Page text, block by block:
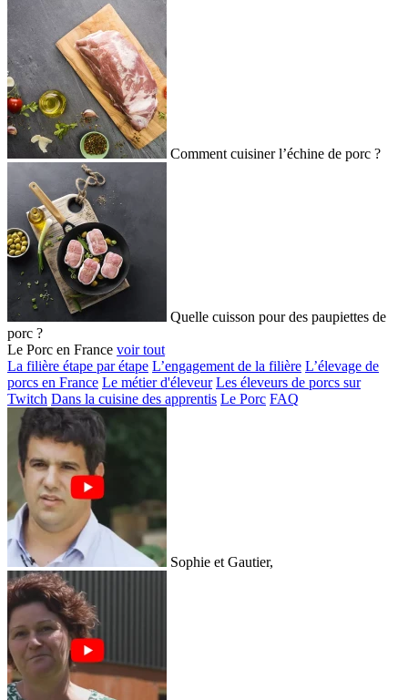
Comment cuisiner l’échine de porc ?
Quelle cuisson pour des paupiettes de
porc ?
Le Porc en France voir tout
La filière étape par étape L’engagement de la filière L’élevage de
porcs en France Le métier d'éleveur Les éleveurs de porcs sur
Twitch Dans la cuisine des apprentis Le Porc FAQ
Sophie et Gautier,